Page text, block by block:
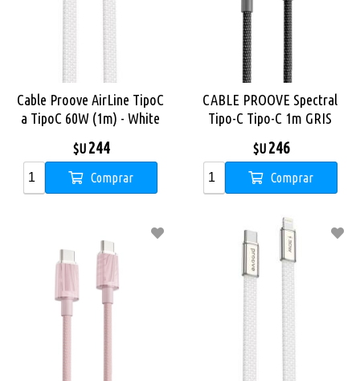
Cable Proove AirLine TipoC
a TipoC 60W (1m) - White
$U244
Comprar
CABLE PROOVE Spectral
Tipo-C Tipo-C 1m GRIS
$U246
Comprar